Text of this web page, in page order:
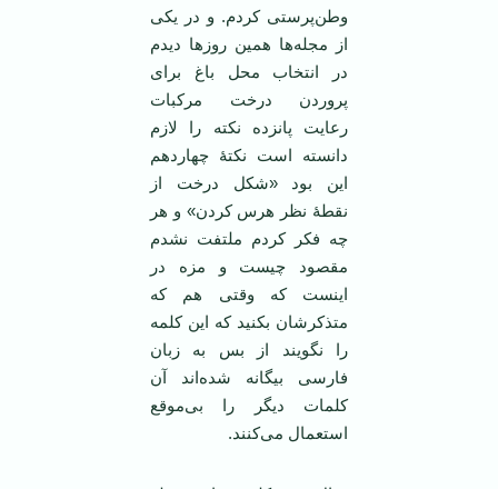
وطن‌پرستی کردم. و در یکی
از مجله‌ها همین روز‌ها دیدم
در انتخاب محل باغ برای
پروردن درخت مرکبات
رعایت پانزده نکته را لازم
دانسته است نکتۀ چهاردهم
این بود «شکل درخت از
نقطۀ نظر هرس کردن» و هر
چه فکر کردم ملتفت نشدم
مقصود چیست و مزه در
اینست که وقتی هم که
متذکرشان بکنید که این کلمه
را نگویند از بس به زبان
فارسی بیگانه شده‌اند آن
کلمات دیگر را بی‌موقع
استعمال می‌کنند.